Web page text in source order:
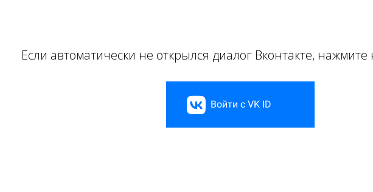
Если автоматически не открылся диалог Вконтакте,
Войти с VK ID